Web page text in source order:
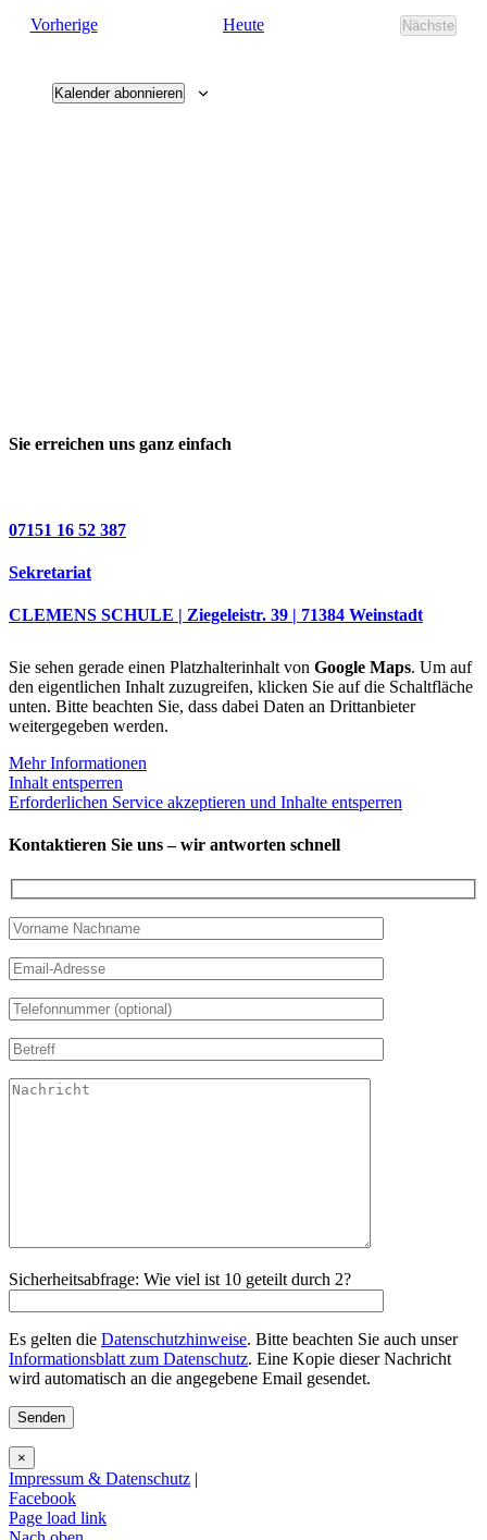
VorherigeVeranstaltungen Heute
Nächste
Kalender abonnieren
Sie erreichen uns ganz einfach
07151 16 52 387
Sekretariat
CLEMENS SCHULE | Ziegeleistr. 39 | 71384 Weinstadt
Sie sehen gerade einen Platzhalterinhalt von Google Maps. Um auf
den eigentlichen Inhalt zuzugreifen, klicken Sie auf die Schaltfläche
unten. Bitte beachten Sie, dass dabei Daten an Drittanbieter
weitergegeben werden.
Mehr Informationen
Inhalt entsperren
Erforderlichen Service akzeptieren und Inhalte entsperren
Kontaktieren Sie uns – wir antworten schnell
Sicherheitsabfrage: Wie viel ist 10 geteilt durch 2?
Es gelten die Datenschutzhinweise. Bitte beachten Sie auch unser
Informationsblatt zum Datenschutz. Eine Kopie dieser Nachricht
wird automatisch an die angegebene Email gesendet.
×
Impressum & Datenschutz |
Facebook
Page load link